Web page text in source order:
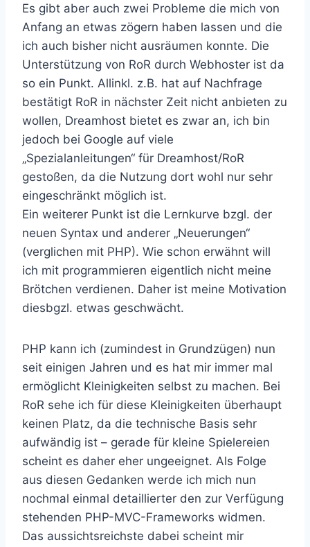
Es gibt aber auch zwei Probleme die mich von
Anfang an etwas zögern haben lassen und die
ich auch bisher nicht ausräumen konnte. Die
Unterstützung von RoR durch Webhoster ist da
so ein Punkt. Allinkl. z.B. hat auf Nachfrage
bestätigt RoR in nächster Zeit nicht anbieten zu
wollen, Dreamhost bietet es zwar an, ich bin
jedoch bei Google auf viele
„Spezialanleitungen“ für Dreamhost/RoR
gestoßen, da die Nutzung dort wohl nur sehr
eingeschränkt möglich ist.
Ein weiterer Punkt ist die Lernkurve bzgl. der
neuen Syntax und anderer „Neuerungen“
(verglichen mit PHP). Wie schon erwähnt will
ich mit programmieren eigentlich nicht meine
Brötchen verdienen. Daher ist meine Motivation
diesbgzl. etwas geschwächt.
PHP kann ich (zumindest in Grundzügen) nun
seit einigen Jahren und es hat mir immer mal
ermöglicht Kleinigkeiten selbst zu machen. Bei
RoR sehe ich für diese Kleinigkeiten überhaupt
keinen Platz, da die technische Basis sehr
aufwändig ist – gerade für kleine Spielereien
scheint es daher eher ungeeignet. Als Folge
aus diesen Gedanken werde ich mich nun
nochmal einmal detaillierter den zur Verfügung
stehenden PHP-MVC-Frameworks widmen.
Das aussichtsreichste dabei scheint mir